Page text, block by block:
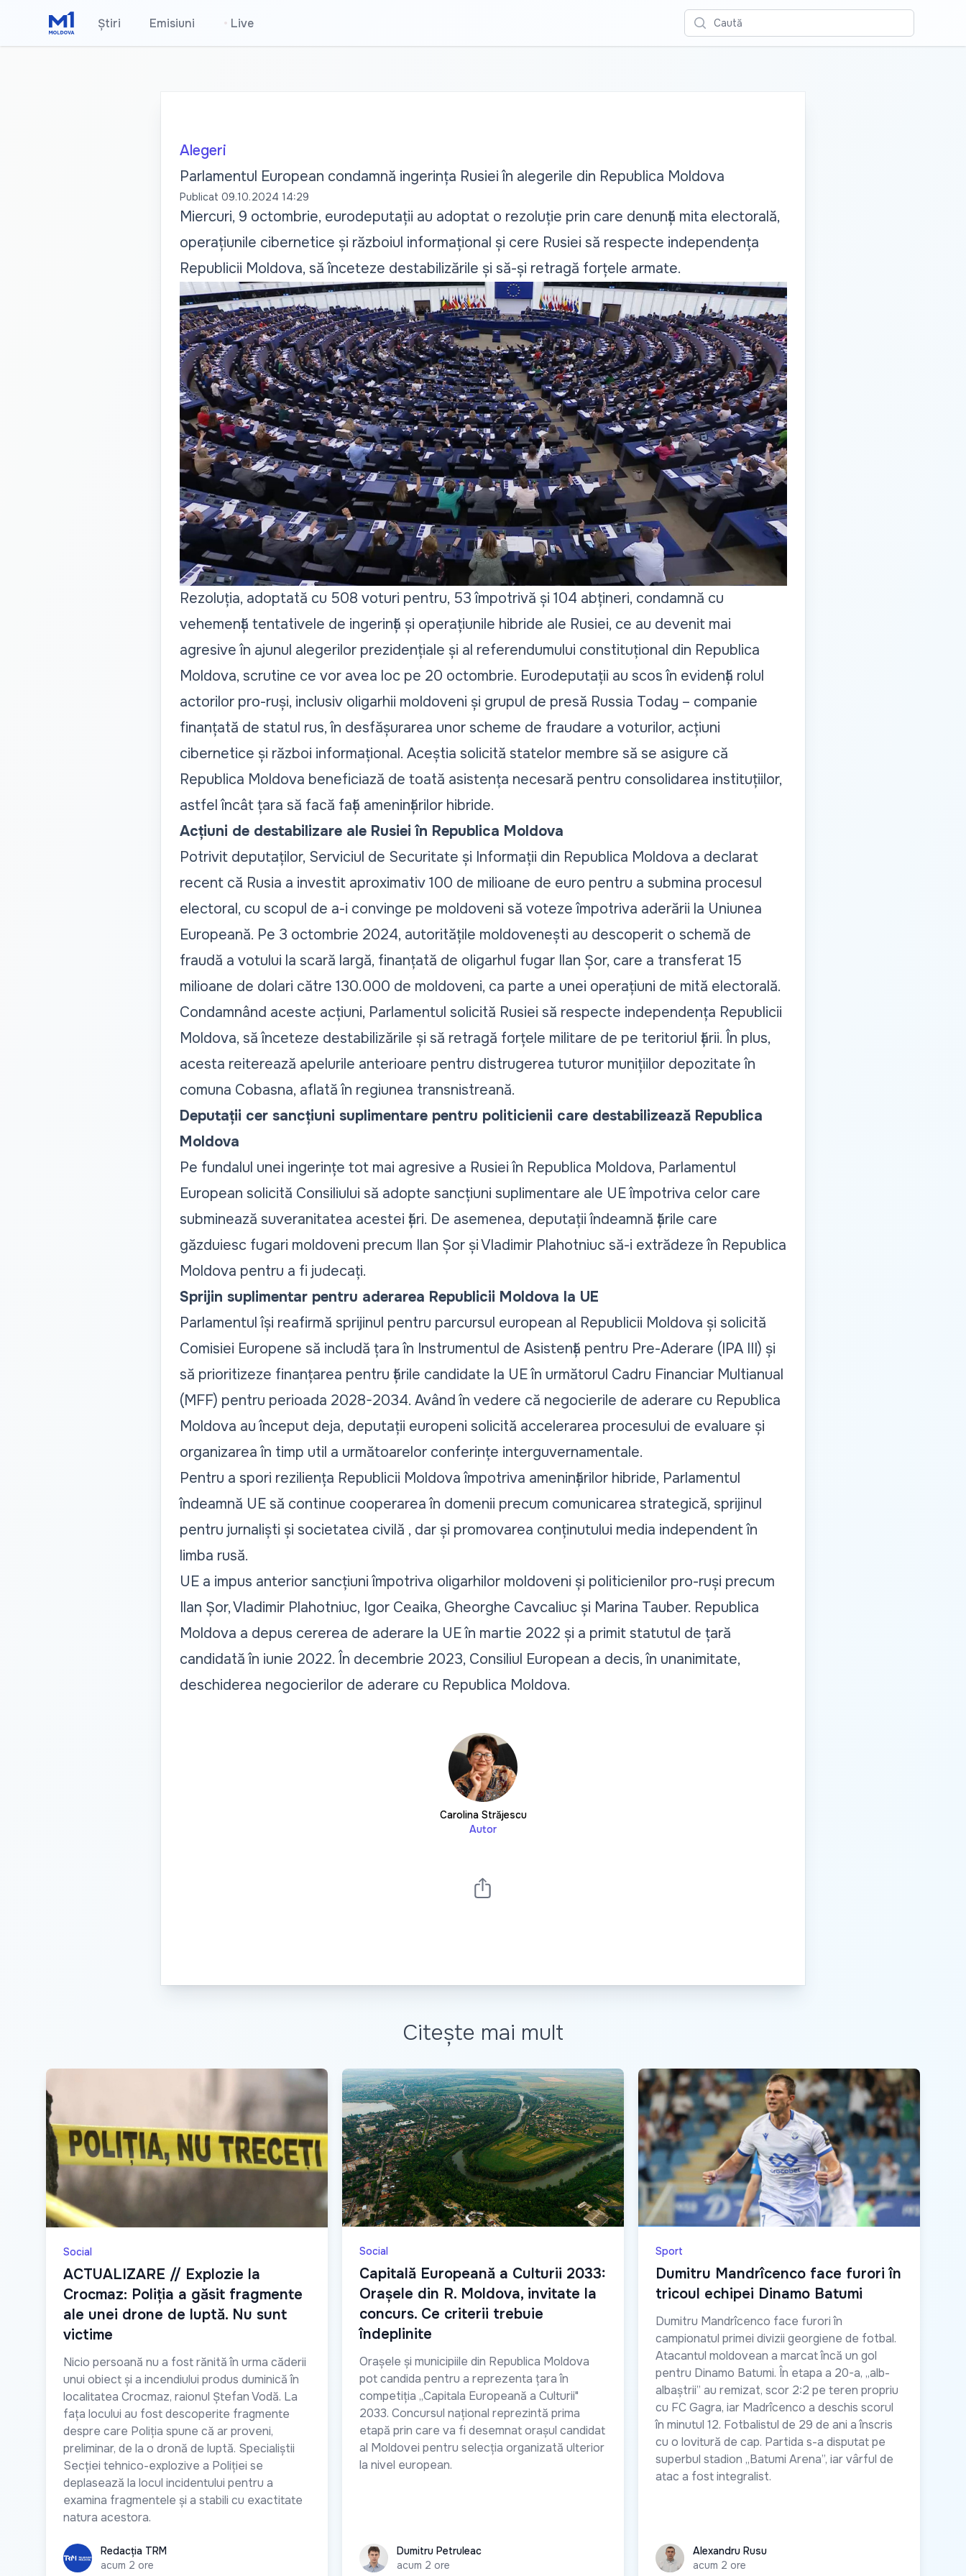
Știri Emisiuni • Live Caută
Alegeri
Parlamentul European condamnă ingerința Rusiei în alegerile din Republica Moldova
Publicat 09.10.2024 14:29
Miercuri, 9 octombrie, eurodeputații au adoptat o rezoluție prin care denunță mita electorală,
operațiunile cibernetice și războiul informațional și cere Rusiei să respecte independența
Republicii Moldova, să înceteze destabilizările și să-și retragă forțele armate.
Rezoluția, adoptată cu 508 voturi pentru, 53 împotrivă și 104 abțineri, condamnă cu
vehemență tentativele de ingerință și operațiunile hibride ale Rusiei, ce au devenit mai
agresive în ajunul alegerilor prezidențiale și al referendumului constituțional din Republica
Moldova, scrutine ce vor avea loc pe 20 octombrie. Eurodeputații au scos în evidență rolul
actorilor pro-ruși, inclusiv oligarhii moldoveni și grupul de presă Russia Today – companie
finanțată de statul rus, în desfășurarea unor scheme de fraudare a voturilor, acțiuni
cibernetice și război informațional. Aceștia solicită statelor membre să se asigure că
Republica Moldova beneficiază de toată asistența necesară pentru consolidarea instituțiilor,
astfel încât țara să facă față amenințărilor hibride.
Acțiuni de destabilizare ale Rusiei în Republica Moldova
Potrivit deputaților, Serviciul de Securitate și Informații din Republica Moldova a declarat
recent că Rusia a investit aproximativ 100 de milioane de euro pentru a submina procesul
electoral, cu scopul de a-i convinge pe moldoveni să voteze împotriva aderării la Uniunea
Europeană. Pe 3 octombrie 2024, autoritățile moldovenești au descoperit o schemă de
fraudă a votului la scară largă, finanțată de oligarhul fugar Ilan Șor, care a transferat 15
milioane de dolari către 130.000 de moldoveni, ca parte a unei operațiuni de mită electorală.
Condamnând aceste acțiuni, Parlamentul solicită Rusiei să respecte independența Republicii
Moldova, să înceteze destabilizările și să retragă forțele militare de pe teritoriul țării. În plus,
acesta reiterează apelurile anterioare pentru distrugerea tuturor munițiilor depozitate în
comuna Cobasna, aflată în regiunea transnistreană.
Deputații cer sancțiuni suplimentare pentru politicienii care destabilizează Republica
Moldova
Pe fundalul unei ingerințe tot mai agresive a Rusiei în Republica Moldova, Parlamentul
European solicită Consiliului să adopte sancțiuni suplimentare ale UE împotriva celor care
subminează suveranitatea acestei țări. De asemenea, deputații îndeamnă țările care
găzduiesc fugari moldoveni precum Ilan Șor și Vladimir Plahotniuc să-i extrădeze în Republica
Moldova pentru a fi judecați.
Sprijin suplimentar pentru aderarea Republicii Moldova la UE
Parlamentul își reafirmă sprijinul pentru parcursul european al Republicii Moldova și solicită
Comisiei Europene să includă țara în Instrumentul de Asistență pentru Pre-Aderare (IPA III) și
să prioritizeze finanțarea pentru țările candidate la UE în următorul Cadru Financiar Multianual
(MFF) pentru perioada 2028-2034. Având în vedere că negocierile de aderare cu Republica
Moldova au început deja, deputații europeni solicită accelerarea procesului de evaluare și
organizarea în timp util a următoarelor conferințe interguvernamentale.
Pentru a spori reziliența Republicii Moldova împotriva amenințărilor hibride, Parlamentul
îndeamnă UE să continue cooperarea în domenii precum comunicarea strategică, sprijinul
pentru jurnaliști și societatea civilă , dar și promovarea conținutului media independent în
limba rusă.
UE a impus anterior sancțiuni împotriva oligarhilor moldoveni și politicienilor pro-ruși precum
Ilan Șor, Vladimir Plahotniuc, Igor Ceaika, Gheorghe Cavcaliuc și Marina Tauber. Republica
Moldova a depus cererea de aderare la UE în martie 2022 și a primit statutul de țară
candidată în iunie 2022. În decembrie 2023, Consiliul European a decis, în unanimitate,
deschiderea negocierilor de aderare cu Republica Moldova.
Carolina Străjescu
Autor
Citește mai mult
Social
ACTUALIZARE // Explozie la
Crocmaz: Poliția a găsit fragmente
ale unei drone de luptă. Nu sunt
victime
Nicio persoană nu a fost rănită în urma căderii
unui obiect și a incendiului produs duminică în
localitatea Crocmaz, raionul Ștefan Vodă. La
fața locului au fost descoperite fragmente
despre care Poliția spune că ar proveni,
preliminar, de la o dronă de luptă. Specialiștii
Secției tehnico-explozive a Poliției se
deplasează la locul incidentului pentru a
examina fragmentele și a stabili cu exactitate
natura acestora.
Redacția TRM
Redacția TRM
acum 2 ore
Social
Capitală Europeană a Culturii 2033:
Orașele din R. Moldova, invitate la
concurs. Ce criterii trebuie
îndeplinite
Orașele și municipiile din Republica Moldova
pot candida pentru a reprezenta țara în
competiția „Capitala Europeană a Culturii"
2033. Concursul național reprezintă prima
etapă prin care va fi desemnat orașul candidat
al Moldovei pentru selecția organizată ulterior
la nivel european.
Dumitru Petruleac
Dumitru Petruleac
acum 2 ore
Sport
Dumitru Mandrîcenco face furori în
tricoul echipei Dinamo Batumi
Dumitru Mandrîcenco face furori în
campionatul primei divizii georgiene de fotbal.
Atacantul moldovean a marcat încă un gol
pentru Dinamo Batumi. În etapa a 20-a, „alb-
albaștrii” au remizat, scor 2:2 pe teren propriu
cu FC Gagra, iar Madrîcenco a deschis scorul
în minutul 12. Fotbalistul de 29 de ani a înscris
cu o lovitură de cap. Partida s-a disputat pe
superbul stadion „Batumi Arena”, iar vârful de
atac a fost integralist.
Alexandru Rusu
Alexandru Rusu
acum 2 ore